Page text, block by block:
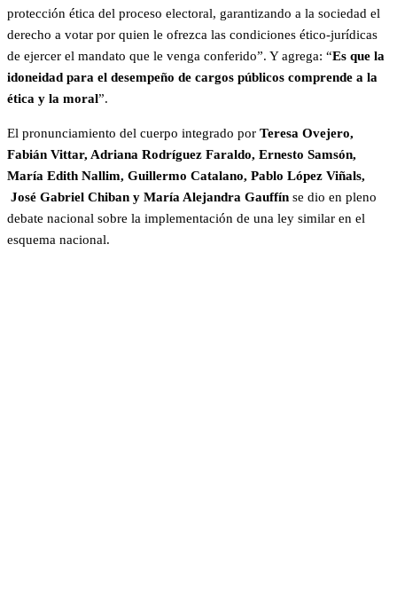
protección ética del proceso electoral, garantizando a la sociedad el
derecho a votar por quien le ofrezca las condiciones ético-jurídicas
de ejercer el mandato que le venga conferido”. Y agrega: “Es que la
idoneidad para el desempeño de cargos públicos comprende a la
ética y la moral”.
El pronunciamiento del cuerpo integrado por Teresa Ovejero,
Fabián Vittar, Adriana Rodríguez Faraldo, Ernesto Samsón,
María Edith Nallim, Guillermo Catalano, Pablo López Viñals,
José Gabriel Chiban y María Alejandra Gauffín se dio en pleno
debate nacional sobre la implementación de una ley similar en el
esquema nacional.